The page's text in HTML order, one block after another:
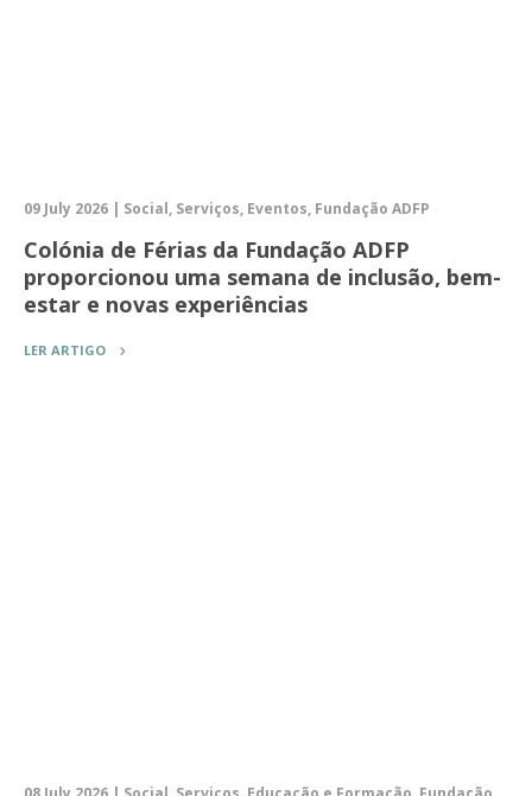
09 July 2026 | Social, Serviços, Eventos, Fundação ADFP
Colónia de Férias da Fundação ADFP
proporcionou uma semana de inclusão, bem-
estar e novas experiências
LER ARTIGO